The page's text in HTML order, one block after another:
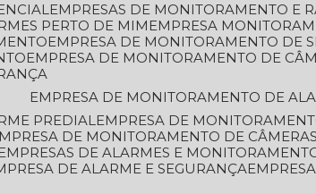
EMPRESAS DE MONITORAMENTO E
PERTO DE MIM
EMPRESA
EMPRESA DE MONITORAMENTO DE
EMPRESA DE MONITORAMENTO DE
EMPRESA DE MONITORAMENTO DE
PREDIAL
EMPRESA DE
EMPRESA DE MONITORAMENTO DE
EMPRESAS DE ALARMES E
DE ALARME E SEGURANÇA